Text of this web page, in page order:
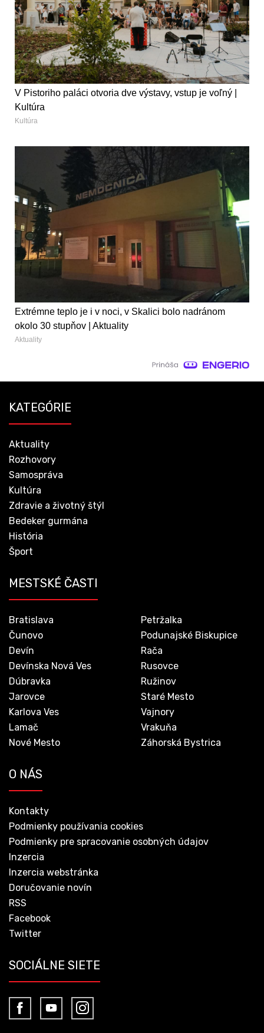
V Pistoriho paláci otvoria dve výstavy, vstup je voľný |
Kultúra
Kultúra
Extrémne teplo je i v noci, v Skalici bolo nadránom
okolo 30 stupňov | Aktuality
Aktuality
KATEGÓRIE
Aktuality
Rozhovory
Samospráva
Kultúra
Zdravie a životný štýl
Bedeker gurmána
História
Šport
MESTSKÉ ČASTI
Bratislava
Čunovo
Devín
Devínska Nová Ves
Dúbravka
Jarovce
Karlova Ves
Lamač
Nové Mesto
Petržalka
Podunajské Biskupice
Rača
Rusovce
Ružinov
Staré Mesto
Vajnory
Vrakuňa
Záhorská Bystrica
O NÁS
Kontakty
Podmienky používania cookies
Podmienky pre spracovanie osobných údajov
Inzercia
Inzercia webstránka
Doručovanie novín
RSS
Facebook
Twitter
SOCIÁLNE SIETE